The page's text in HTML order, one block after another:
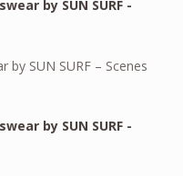
by SUN SURF – Scenes